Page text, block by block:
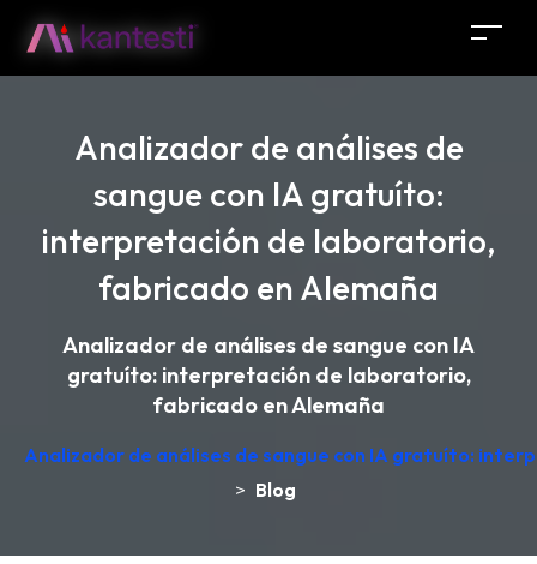
Analizador de análises de
sangue con IA gratuíto:
interpretación de laboratorio,
fabricado en Alemaña
Analizador de análises de sangue con IA
gratuíto: interpretación de laboratorio,
fabricado en Alemaña
Analizador de análises de sangue con IA gratuíto:
> Blog